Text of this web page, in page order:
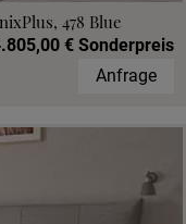
478 Blue
€ Sonderpreis
Anfrage